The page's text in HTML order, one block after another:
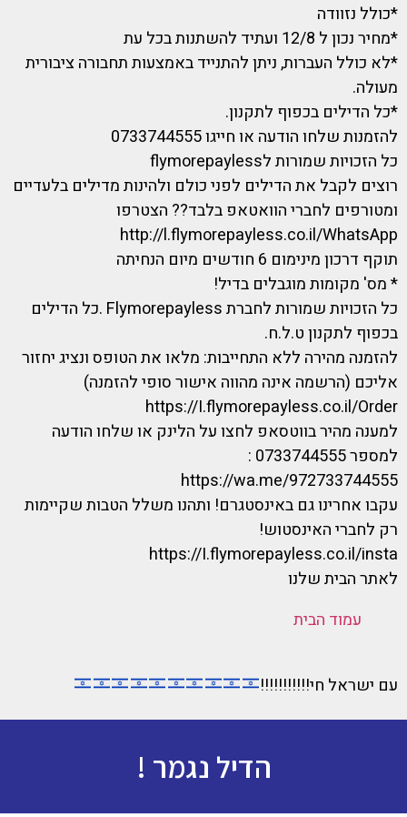
*כולל נזוודה
*מחיר נכון ל 12/8 ועתיד להשתנות בכל עת
*לא כולל העברות, ניתן להתנייד באמצעות תחבורה ציבורית
מעולה.
*כל הדילים בכפוף לתקנון.
להזמנות שלחו הודעה או חייגו 0733744555
כל הזכויות שמורות לflymorepayless
רוצים לקבל את הדילים לפני כולם ולהינות מדילים בלעדיים
ומטורפים לחברי הוואטאפ בלבד?? הצטרפו
http://l.flymorepayless.co.il/WhatsApp
תוקף דרכון מינימום 6 חודשים מיום הנחיתה
* מס' מקומות מוגבלים בדיל!
כל הזכויות שמורות לחברת Flymorepayless .כל הדילים
בכפוף לתקנון ט.ל.ח.
להזמנה מהירה ללא התחייבות: מלאו את הטופס ונציג יחזור
אליכם (הרשמה אינה מהווה אישור סופי להזמנה)
https://I.flymorepayless.co.il/Order
למענה מהיר בווטסאפ לחצו על הלינק או שלחו הודעה
למספר 0733744555 :
https://wa.me/972733744555
עקבו אחרינו גם באינסטגרם! ותהנו משלל הטבות שקיימות
רק לחברי האינסטוש!
https://I.flymorepayless.co.il/insta
לאתר הבית שלנו
עמוד הבית
עם ישראל חי!!!!!!!!!!!
הדיל נגמר !